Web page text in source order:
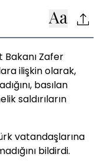
Bakanı Zafer
ilişkin olarak,
basılan
saldırıların
vatandaşlarına
bildirdi.